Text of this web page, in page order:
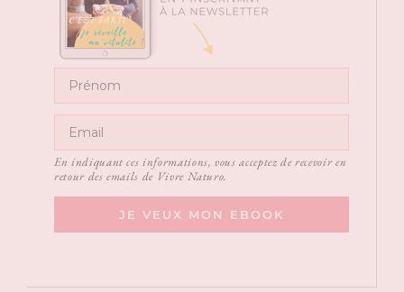
En indiquant ces informations, vous acceptez de recevoir en
retour des emails de Vivre Naturo.
JE VEUX MON EBOOK